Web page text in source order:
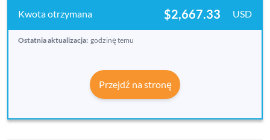
$2,667.33 USD
Ostatnia aktualizacja: godzinę temu
Przejdź na stronę